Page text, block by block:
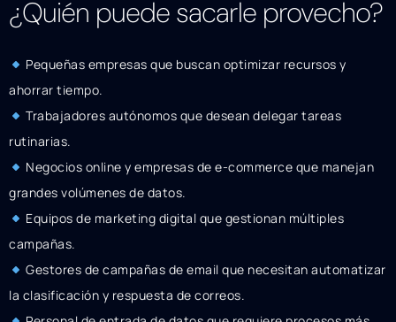
¿Quién puede sacarle provecho?
Pequeñas empresas que buscan optimizar recursos y
ahorrar tiempo.
Trabajadores autónomos que desean delegar tareas
rutinarias.
Negocios online y empresas de e-commerce que manejan
grandes volúmenes de datos.
Equipos de marketing digital que gestionan múltiples
campañas.
Gestores de campañas de email que necesitan automatizar
la clasificación y respuesta de correos.